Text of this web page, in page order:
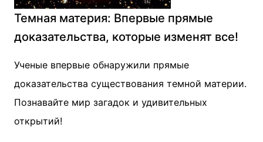
Темная материя: Впервые прямые
доказательства, которые изменят все!
Ученые впервые обнаружили прямые
доказательства существования темной материи.
Познавайте мир загадок и удивительных
открытий!